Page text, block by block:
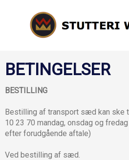
BETINGELSER
BESTILLING
Bestilling af transport sæd kan ske
10 23 70 mandag, onsdag og
efter forudgående aftale)
Ved bestilling af sæd.